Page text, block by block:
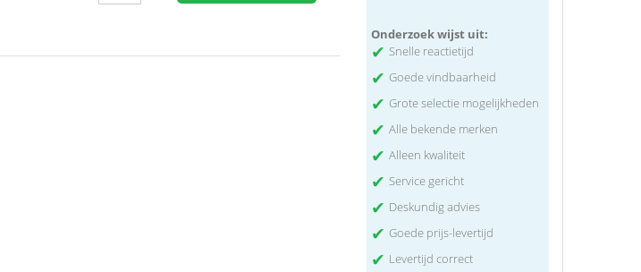
Onderzoek wijst uit:
✔ Snelle reactietijd
✔ Goede vindbaarheid
✔ Grote selectie mogelijkheden
✔ Alle bekende merken
✔ Alleen kwaliteit
✔ Service gericht
✔ Deskundig advies
✔ Goede prijs-levertijd
✔ Levertijd correct